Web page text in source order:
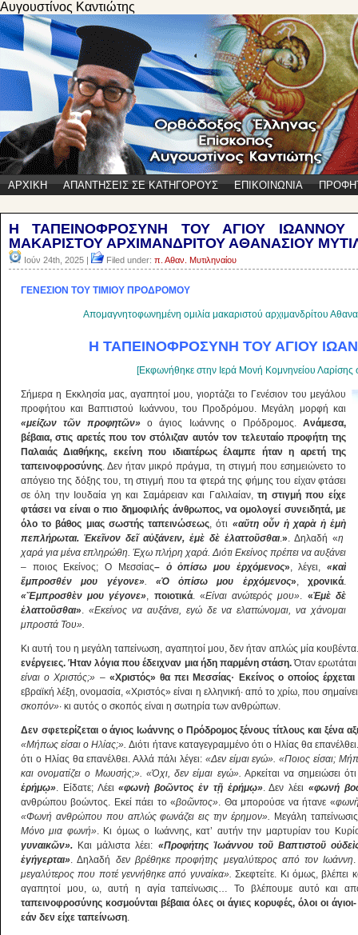
Αυγουστίνος Καντιώτης
ΑΡΧΙΚΗ ΑΠΑΝΤΗΣΕΙΣ ΣΕ ΚΑΤΗΓΟΡΟΥΣ ΕΠΙΚΟΙΝΩΝΙΑ
Η ΤΑΠΕΙΝΟΦΡΟΣΥΝΗ ΤΟΥ ΑΓΙΟΥ ΙΩΑΝΝΟΥ
ΜΑΚΑΡΙΣΤΟΥ ΑΡΧΙΜΑΝΔΡΙΤΟΥ ΑΘΑΝΑΣΙΟΥ
Ιούν 24th, 2025 | Filed under: π. Αθαν. Μυτιληναίου
ΓΕΝΕΣΙΟΝ ΤΟΥ ΤΙΜΙΟΥ ΠΡΟΔΡΟΜΟΥ
Απομαγνητοφωνημένη ομιλία μακαριστού αρχιμανδρίτου
Η ΤΑΠΕΙΝΟΦΡΟΣΥΝΗ ΤΟΥ ΑΓΙΟΥ
[Εκφωνήθηκε στην Ιερά Μονή Κομνηνείου Λαρίσης
Σήμερα η Εκκλησία μας, αγαπητοί μου, γιορτάζει το Γενέσιον του μεγάλου
προφήτου και Βαπτιστού Ιωάννου, του Προδρόμου. Μεγάλη μορφή και
«μείζων τῶν προφητῶν» ο άγιος Ιωάννης ο Πρόδρομος. Ανάμεσα,
βέβαια, στις αρετές που τον στόλιζαν αυτόν τον τελευταίο προφήτη της
Παλαιάς Διαθήκης, εκείνη που ιδιαιτέρως έλαμπε ήταν η αρετή της
ταπεινοφροσύνης. Δεν ήταν μικρό πράγμα, τη στιγμή που εσημειώνετο το
απόγειο της δόξης του, τη στιγμή που τα φτερά της φήμης του είχαν φτάσει
σε όλη την Ιουδαία γη και Σαμάρειαν και Γαλιλαίαν,τη στιγμή που είχε
φτάσει να είναι ο πιο δημοφιλής άνθρωπος, να ομολογεί συνειδητά, με
όλο το βάθος μιας σωστής ταπεινώσεως, ότι «αὕτη οὖνἡ χαρὰ ἡ ἐμὴ
πεπλήρωται. Ἐκεῖνον δεῖαὐξάνειν, ἐμὲ δὲ ἐλαττοῦσθαι.». Δηλαδή «η
χαρά για μένα επληρώθη. Έχω πλήρη χαρά. Διότι Εκείνος πρέπει να αυξάνει
– ποιος Εκείνος; Ο Μεσσίας– ὁ ὀπίσω μου ἐρχόμενος», λέγει,«καὶ
ἔμπροσθέν μου γέγονε». «Ὁ ὀπίσω μου ἐρχόμενος»,χρονικά.
«Ἔμπροσθὲν μου γέγονε», ποιοτικά. «Είναι ανώτερός μου». «Ἐμὲδὲ
ἐλαττοῦσθαι». «Εκείνος να αυξάνει, εγώ δε να ελαττώνομαι, να χάνομαι
μπροστά Του».
Κι αυτή του η μεγάλη ταπείνωση, αγαπητοί μου, δεν ήταν απλώς μία
ενέργειες. Ήταν λόγια που έδειχναν μια ήδη παρμένη στάση.Όταν
είναι ο Χριστός;» – «Χριστός» θα πει Μεσσίας· Εκείνος ο οποίος
εβραϊκή λέξη, ονομασία, «Χριστός» είναι η ελληνική· από το χρίω, που
σκοπόν»· κι αυτός ο σκοπός είναι η σωτηρία των ανθρώπων.
Δεν σφετερίζεται ο άγιος Ιωάννης ο Πρόδρομος ξένους τίτλους και ξένα
«Μήπως είσαι ο Ηλίας;».Διότι ήτανε καταγεγραμμένο ότι ο Ηλίας θα
ότι ο Ηλίας θα επανέλθει. Αλλά πάλι λέγει: «Δεν είμαι εγώ». «Ποιος είσαι;
και ονοματίζει ο Μωυσής;». «Όχι, δεν είμαι εγώ». Αρκείται να σημειώσει
ἐρήμῳ». Είδατε; Λέει«φωνὴ βοῶντοςἐν τῇ ἐρήμῳ». Δεν λέει«φωνή
ανθρώπου βοώντος. Εκεί πάει το «βοῶντος». Θα μπορούσε να ήτανε «φων
«Φωνή ανθρώπου που απλώς φωνάζει εις την έρημον». Μεγάλη
Μόνο μια φωνή». Κι όμως ο Ιωάννης, κατ’ αυτήν την μαρτυρίαν του
γυναικῶν». Και μάλιστα λέει: «Προφήτης Ἰωάννου τοῦΒαπτιστοῦ οὐδεὶ
ἐγήγερται». Δηλαδή δεν βρέθηκε προφήτης μεγαλύτερος από τον Ιωάννη
μεγαλύτερος που ποτέ γεννήθηκε από γυναίκα». Σκεφτείτε. Κι όμως, βλέπει
αγαπητοί μου, ω, αυτή η αγία ταπείνωσις… Το βλέπουμε αυτό και
ταπεινοφροσύνης κοσμούνται βέβαια όλες οι άγιες κορυφές, όλοι οι
εάν δεν είχε ταπείνωση.